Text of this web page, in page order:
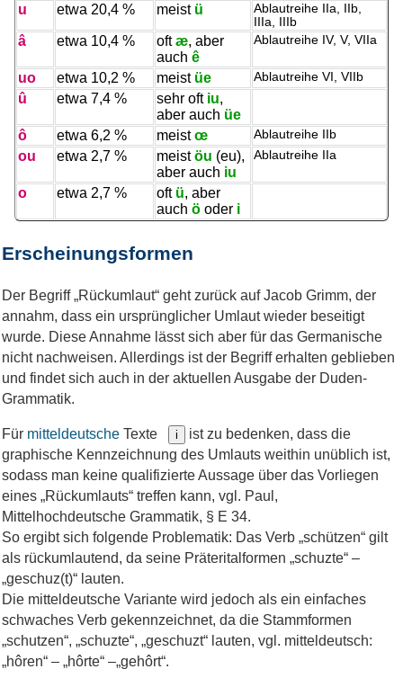
u etwa 20,4 % meist ü
Ab­laut­rei­he IIa, IIb,
IIIa, IIIb
â etwa 10,4 % oftæ, aber
auch ê
Ab­laut­rei­he IV, V, VIIa
uo etwa 10,2 % meist üe Ab­laut­rei­he VI, VIIb
û etwa 7,4 % sehr oft iu,
aber auch üe
ô
etwa 6,2 % meistœ Ab­laut­rei­he IIb
ou etwa 2,7 % meistöu (eu),
aber auch iu
Ab­laut­rei­he IIa
o etwa 2,7 % oft ü, aber
auch öoderi
Erscheinungsformen
Der Begriff „Rückumlaut“ geht zurück auf Jacob Grimm, der
annahm, dass ein ursprünglicher Umlaut wieder beseitigt
wurde. Diese Annahme lässt sich aber für das Germanische
nicht nachweisen. Allerdings ist der Begriff erhalten geblieben
und findet sich auch in der aktuellen Ausgabe der Duden-
Grammatik.
Für mitteldeutsche Texte i
ist zu bedenken, dass die
graphische Kennzeichnung des Umlauts weithin unüblich ist,
sodass man keine qualifizierte Aussage über das Vorliegen
eines „Rückumlauts“ treffen kann, vgl. Paul,
Mittelhochdeutsche Grammatik, § E 34.
So ergibt sich folgende Problematik: Das Verb „schützen“ gilt
als rückumlautend, da seine Präteritalformen „schuzte“ –
„geschuz(t)“ lauten.
Die mitteldeutsche Variante wird jedoch als ein einfaches
schwaches Verb gekennzeichnet, da die Stammformen
„schutzen“, „schuzte“, „geschuzt“ lauten, vgl. mitteldeutsch:
„hôren“ – „hôrte“ –„gehôrt“.